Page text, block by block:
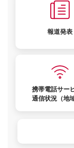
報道発表
携帯電話サー
通信状況（地